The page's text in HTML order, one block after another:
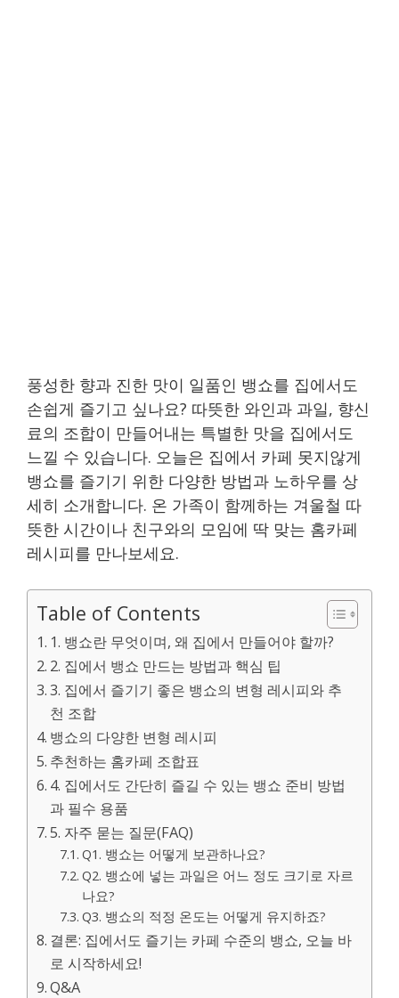
풍성한 향과 진한 맛이 일품인 뱅쇼를 집에서도
손쉽게 즐기고 싶나요? 따뜻한 와인과 과일, 향신
료의 조합이 만들어내는 특별한 맛을 집에서도
느낄 수 있습니다. 오늘은 집에서 카페 못지않게
뱅쇼를 즐기기 위한 다양한 방법과 노하우를 상
세히 소개합니다. 온 가족이 함께하는 겨울철 따
뜻한 시간이나 친구와의 모임에 딱 맞는 홈카페
레시피를 만나보세요.
Table of Contents
1. 뱅쇼란 무엇이며, 왜 집에서 만들어야 할까?
2. 집에서 뱅쇼 만드는 방법과 핵심 팁
3. 집에서 즐기기 좋은 뱅쇼의 변형 레시피와 추
천 조합
뱅쇼의 다양한 변형 레시피
추천하는 홈카페 조합표
4. 집에서도 간단히 즐길 수 있는 뱅쇼 준비 방법
과 필수 용품
5. 자주 묻는 질문(FAQ)
Q1. 뱅쇼는 어떻게 보관하나요?
Q2. 뱅쇼에 넣는 과일은 어느 정도 크기로 자르
나요?
Q3. 뱅쇼의 적정 온도는 어떻게 유지하죠?
결론: 집에서도 즐기는 카페 수준의 뱅쇼, 오늘 바
로 시작하세요!
Q&A